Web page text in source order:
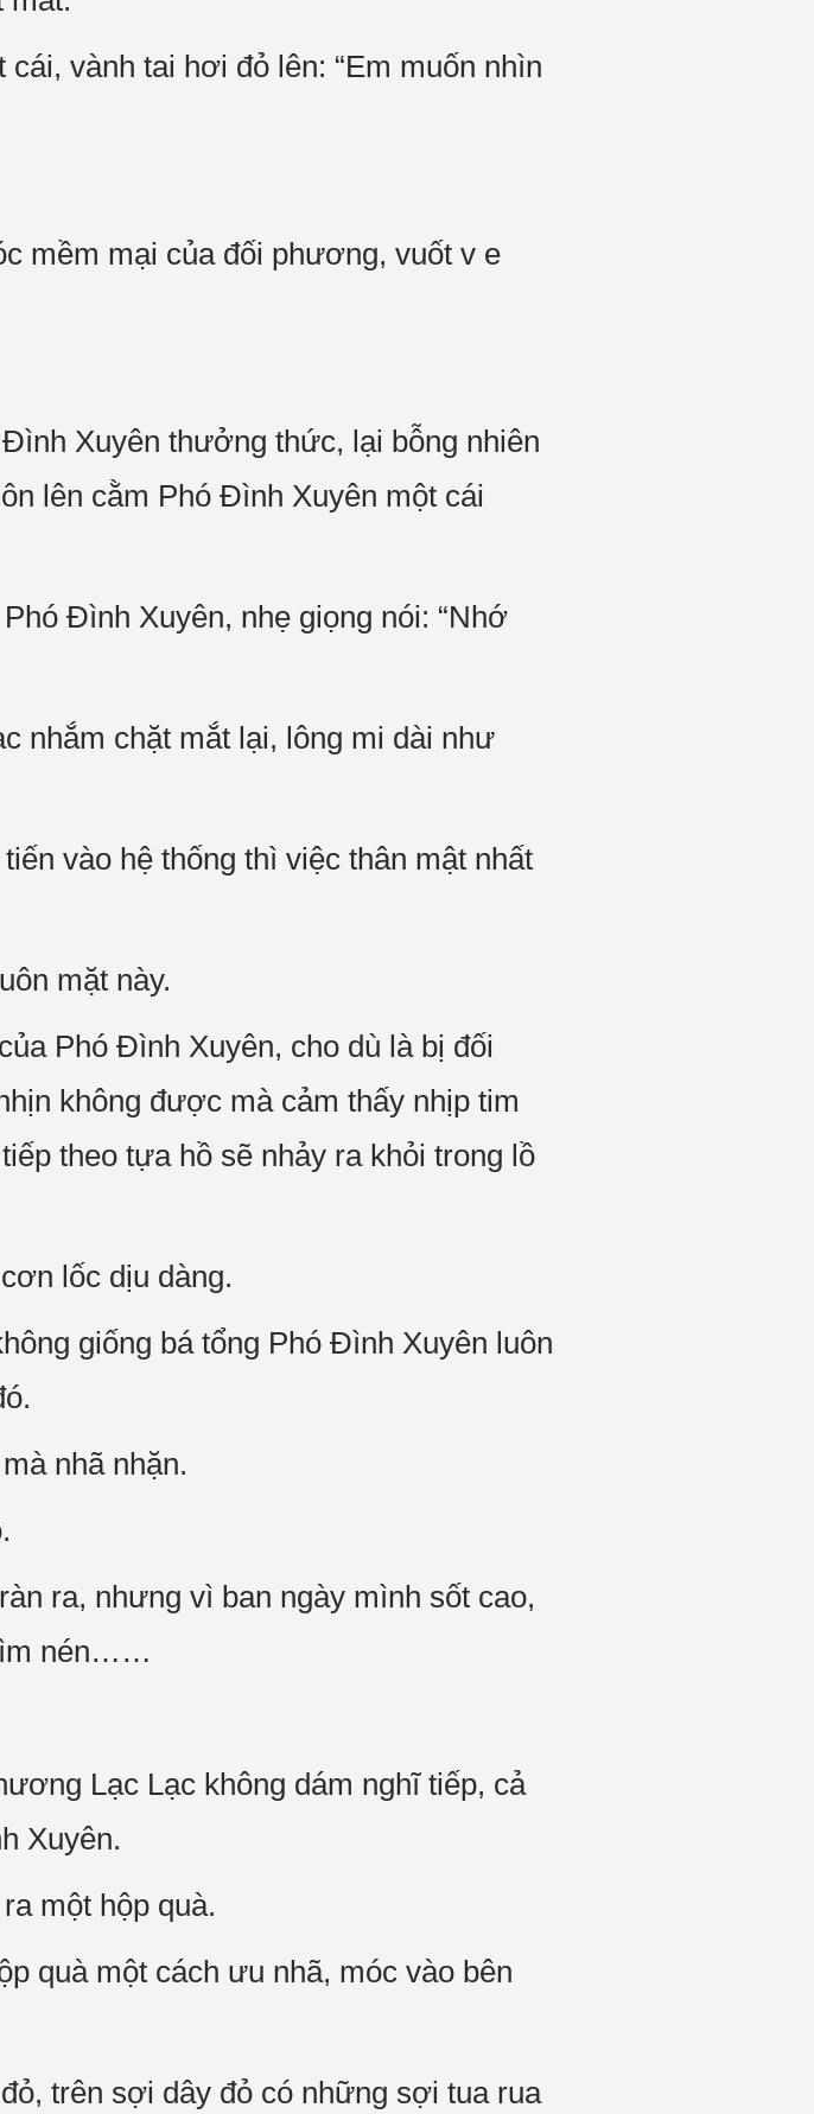
vành tai hơi đỏ lên: “Em muốn nhìn
mềm mại của đối phương, vuốt v e
Xuyên thưởng thức, lại bỗng nhiên
lên cằm Phó Đình Xuyên một cái
Đình Xuyên, nhẹ giọng nói: “Nhớ
nhắm chặt mắt lại, lông mi dài như
vào hệ thống thì việc thân mật nhất
mặt này.
Phó Đình Xuyên, cho dù là bị đối
không được mà cảm thấy nhịp tim
theo tựa hồ sẽ nhảy ra khỏi trong lồ
lốc dịu dàng.
giống bá tổng Phó Đình Xuyên luôn
nhã nhặn.
ra, nhưng vì ban ngày mình sốt cao,
nén……
Lạc Lạc không dám nghĩ tiếp, cả
Xuyên.
một hộp quà.
quà một cách ưu nhã, móc vào bên
trên sợi dây đỏ có những sợi tua rua